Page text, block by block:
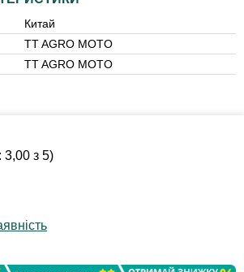
Китай
TT AGRO MOTO
TT AGRO MOTO
3,00 з 5)